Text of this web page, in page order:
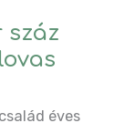
száz
éves